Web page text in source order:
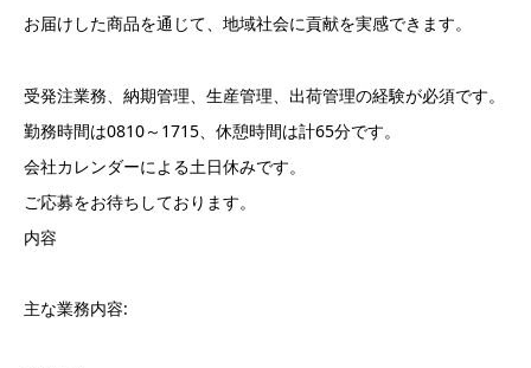
お届けした商品を通じて、地域社会に貢献を実感できます。
受発注業務、納期管理、生産管理、出荷管理の経験が必須です。
勤務時間は0810～1715、休憩時間は計65分です。
会社カレンダーによる土日休みです。
ご応募をお待ちしております。
内容
主な業務内容: